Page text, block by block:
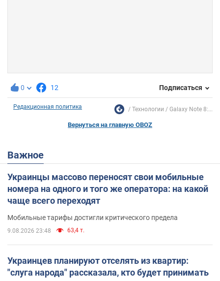
0 12 Подписаться
Редакционная политика Технологии Galaxy Note 8:...
Вернуться на главную OBOZ
Важное
Украинцы массово переносят свои мобильные
номера на одного и того же оператора: на какой
чаще всего переходят
Мобильные тарифы достигли критического предела
9.08.2026 23:48 63,4 т.
Украинцев планируют отселять из квартир:
"слуга народа" рассказала, кто будет принимать